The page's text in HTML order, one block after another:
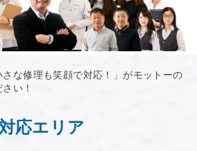
な修理も笑顔で対応！」がモットーの
い！
対応エリア